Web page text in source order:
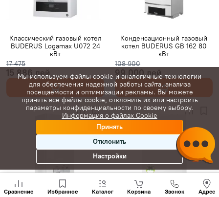
Классический газовый котел
BUDERUS Logamax U072 24
кВт
17 475
15 886 лей
Конденсационный газовый
котел BUDERUS GB 162 80
кВт
108 900
99 000 лей
Сравнение Избранное Каталог Корзина Звонок Адрес
нам
+(373)
Мы используем файлы cookie и аналогичные технологии
для обеспечения надежной работы сайта, анализа
посещаемости и оптимизации рекламы. Вы можете
принять все файлы cookie, отклонить их или настроить
параметры конфиденциальности по своему выбору.
Информация о файлах Cookie
Принять
Отклонить
Настройки